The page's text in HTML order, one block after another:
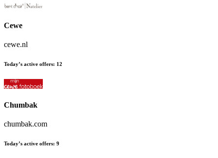
Cewe
cewe.nl
Today’s active offers: 12
Chumbak
chumbak.com
Today’s active offers: 9